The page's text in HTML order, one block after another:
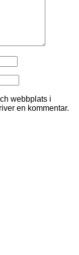
webbplats i
en kommentar.